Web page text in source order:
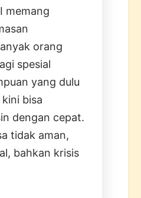
memang
orang
spesial
yang dulu
bisa
dengan cepat.
tidak aman,
bahkan krisis